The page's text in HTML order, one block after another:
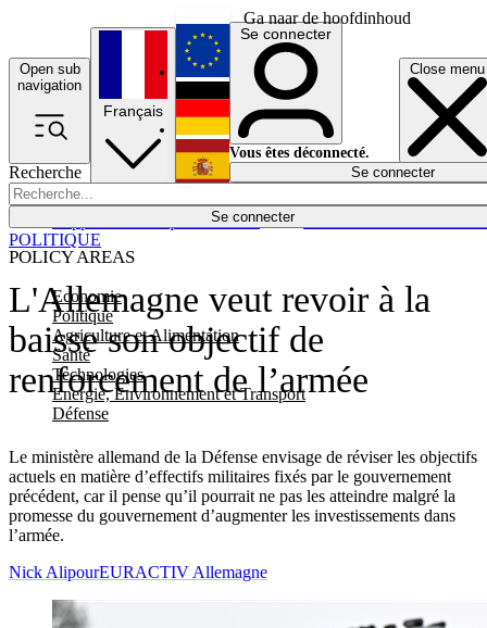
Ga naar de hoofdinhoud
Open sub
navigation
Close menu
Recherche
Se connecter
POLICY AREAS
Economie
Politique
Agriculture et Alimentation
Santé
Technologies
Energie, Environnement et Transport
Défense
Économie
Français
English
Deutsch
Español
Se connecter
Vous êtes déconnecté.
Se connecter
L'Allemagne veut revoir à la
baisse son objectif de
renforcement de l’armée
Le ministère allemand de la Défense envisage de réviser les objectifs
actuels en matière d’effectifs militaires fixés par le gouvernement
précédent, car il pense qu’il pourrait ne pas les atteindre malgré la
promesse du gouvernement d’augmenter les investissements dans
l’armée.
POLITIQUE
Nick AlipourEURACTIV Allemagne